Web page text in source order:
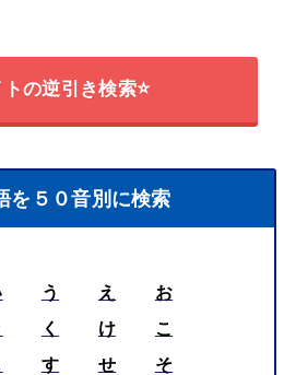
トの逆引き検索⭐
を５０音別に検索
う え
お
く け
こ
す せ
そ